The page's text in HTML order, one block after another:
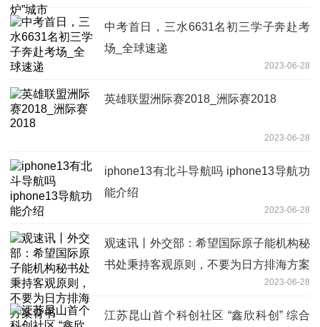
中考首日，三水6631名初三学子奔赴考
场_全球速递
2023-06-28
英雄联盟洲际赛2018_洲际赛2018
2023-06-28
iphone13有北斗导航吗 iphone13导航功
能介绍
2023-06-28
观速讯丨外交部：希望国际原子能机构秘
书处秉持客观原则，不要为日方排海方案
2023-06-28
江苏昆山首个科创社区 “鑫欣科创” 综合